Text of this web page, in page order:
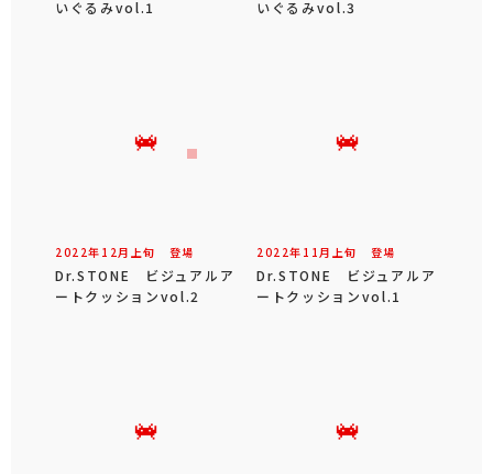
いぐるみvol.1
いぐるみvol.3
2022年 12 月 上旬 登場
Dr.STONE ビジュアルア
ートクッションvol.2
2022年 11 月 上旬 登場
Dr.STONE ビジュアルア
ートクッションvol.1